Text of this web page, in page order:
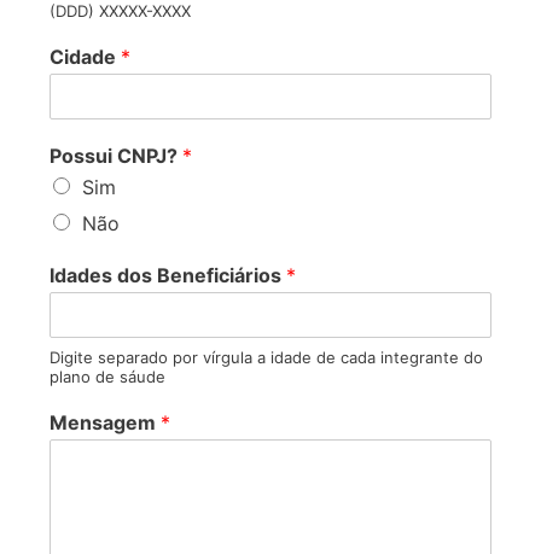
(DDD) XXXXX-XXXX
Cidade *
Possui CNPJ? *
Sim
Não
Idades dos Beneficiários *
Digite separado por vírgula a idade de cada integrante do
plano de sáude
Mensagem *